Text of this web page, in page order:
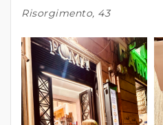
Risorgimento, 43